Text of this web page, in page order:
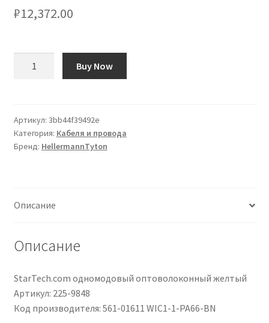
₽12,372.00
Marrone
A
scatto,
2.8mm,
3mm,
confez.
1000unitàpz
Sì
1
Buy Now
Артикул: 3bb44f39492e
Категория: Кабеля и провода
Бренд: HellermannTyton
Описание
Описание
StarTech.com одномодовый оптоволоконный желтый
Артикул: 225-9848
Код производителя: 561-01611 WIC1-1-PA66-BN